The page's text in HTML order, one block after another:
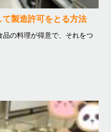
製造許可をとる方法
の料理が得意で、それをつ